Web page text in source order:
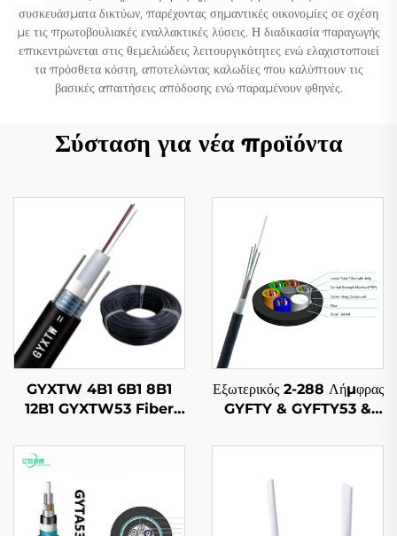
συσκευάσματα δικτύων, παρέχοντας σημαντικές οικονομίες σε σχέση
με τις πρωτοβουλιακές εναλλακτικές λύσεις. Η διαδικασία παραγωγής
επικεντρώνεται στις θεμελιώδεις λειτουργικότητες ενώ ελαχιστοποιεί
τα πρόσθετα κόστη, αποτελώντας καλωδίες που καλύπτουν τις
βασικές απαιτήσεις απόδοσης ενώ παραμένουν φθηνές.
Σύσταση για νέα προϊόντα
GYXTW 4B1 6B1 8B1
12B1 GYXTW53 Fiber
Εξωτερικός 2-288 Λήμφρας
GYFTY & GYFTY53 &
Καλώδιο Ιζημάτων